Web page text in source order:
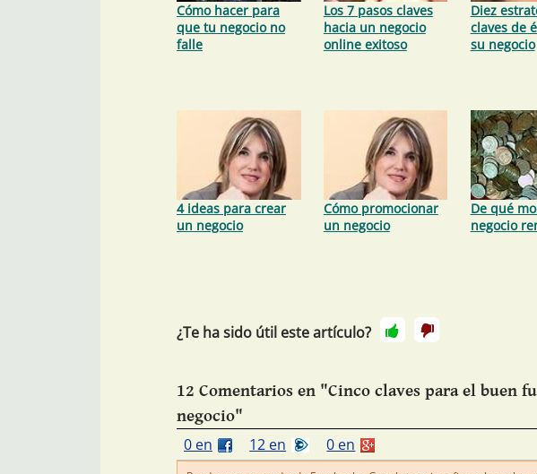
Cómo hacer para
que tu negocio no
falle
Los 7 pasos claves
hacia un negocio
online exitoso
Diez
claves de
su negocio
4 ideas para crear
un negocio
Cómo promocionar
un negocio
De qué
negocio
¿Te ha sido útil este artículo?
12 Comentarios en "Cinco claves para el buen
negocio"
0 en
12 en 0 en